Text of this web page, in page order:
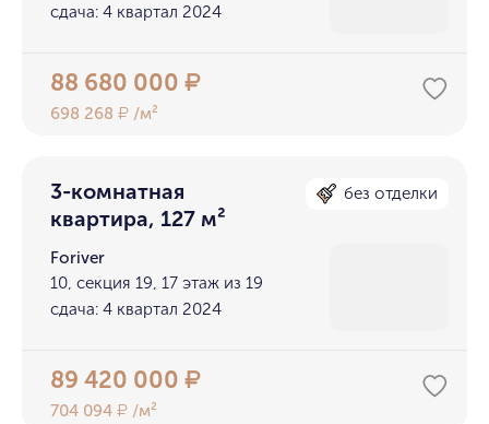
сдача: 4 квартал 2024
88 680 000₽
698 268₽ /м²
3-комнатная
квартира, 127 м²
без отделки
Foriver
10, секция 19, 17 этаж из 19
сдача: 4 квартал 2024
89 420 000₽
704 094₽ /м²